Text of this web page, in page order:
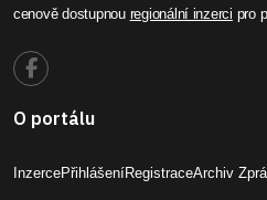
cenově dostupnou regionální inzerci pro
O portálu
InzercePřihlášeníRegistraceArchiv